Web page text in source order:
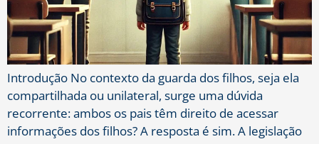
Introdução No contexto da guarda dos filhos, seja ela
compartilhada ou unilateral, surge uma dúvida
recorrente: ambos os pais têm direito de acessar
informações dos filhos? A resposta é sim. A legislação